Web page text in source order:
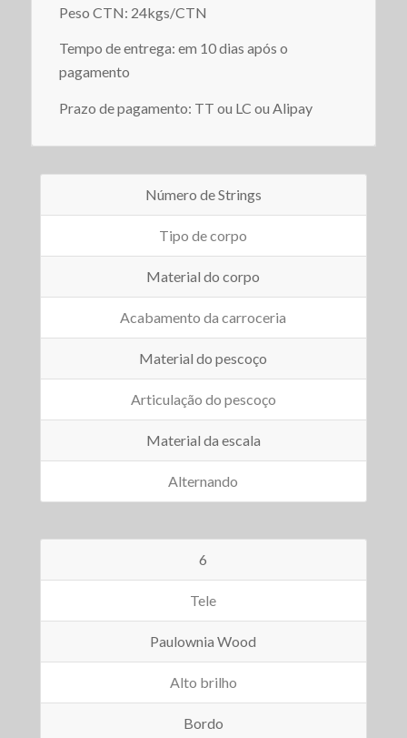
Peso CTN: 24kgs/CTN
Tempo de entrega: em 10 dias após o
pagamento
Prazo de pagamento: TT ou LC ou Alipay
Número de Strings
Tipo de corpo
Material do corpo
Acabamento da carroceria
Material do pescoço
Articulação do pescoço
Material da escala
Alternando
6
Tele
Paulownia Wood
Alto brilho
Bordo